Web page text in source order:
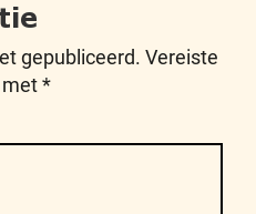
gepubliceerd. Vereiste
met*